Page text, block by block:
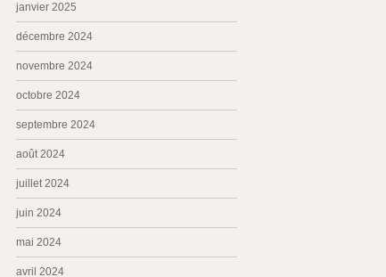
janvier 2025
décembre 2024
novembre 2024
octobre 2024
septembre 2024
août 2024
juillet 2024
juin 2024
mai 2024
avril 2024